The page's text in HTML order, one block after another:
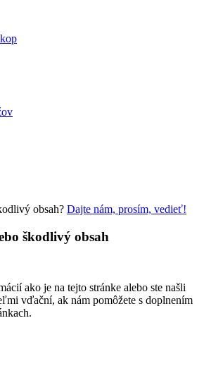
obsah? Dajte nám, prosím, vedieť!
škodlivý obsah
ako je na tejto stránke alebo ste našli
vďační, ak nám pomôžete s doplnením